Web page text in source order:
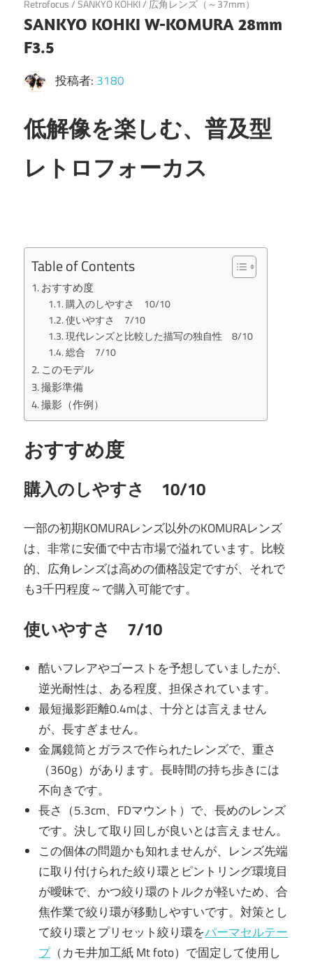
Retrofocus/SANKYO KOHKI/ 広角レンズ（～37mm）
SANKYO KOHKI W-KOMURA 28mm
F3.5
投稿者: 3180
低解像を楽しむ、普及型
レトロフォーカス
Table of Contents
おすすめ度
購入のしやすさ 10/10
使いやすさ 7/10
現代レンズと比較した描写の独自性 8/10
総合 7/10
このモデル
撮影準備
撮影（作例）
おすすめ度
購入のしやすさ 10/10
一部の初期KOMURAレンズ以外のKOMURAレンズ
は、非常に安価で中古市場で溢れています。比較
的、広角レンズは高めの価格設定ですが、それで
も3千円程度～で購入可能です。
使いやすさ 7/10
酷いフレアやゴーストを予想していましたが、
逆光耐性は、ある程度、担保されています。
最短撮影距離0.4mは、十分とは言えません
が、長すぎません。
金属鏡筒とガラスで作られたレンズで、重さ
（360g）があります。長時間の持ち歩きには
不向きです。
長さ（5.3cm、FDマウント）で、長めのレンズ
です。決して取り回しが良いとは言えません。
この個体の問題かも知れませんが、レンズ先端
に取り付けられた絞り環とピントリング環境目
が曖昧で、かつ絞り環のトルクが軽いため、合
焦作業で絞り環が移動しやすいです。対策とし
て絞り環とプリセット絞り環をパーマセルテー
プ（カモ井加工紙 Mt foto）で固定して使用し